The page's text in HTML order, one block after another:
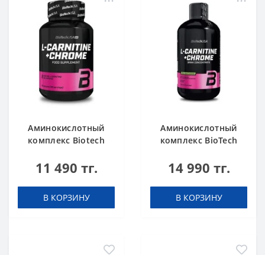
Аминокислотный
комплекс Biotech
Chrome 60 таблеток
11 490 тг.
В КОРЗИНУ
Аминокислотный
комплекс BioTech
Chrome concentrate
14 990 тг.
В КОРЗИНУ